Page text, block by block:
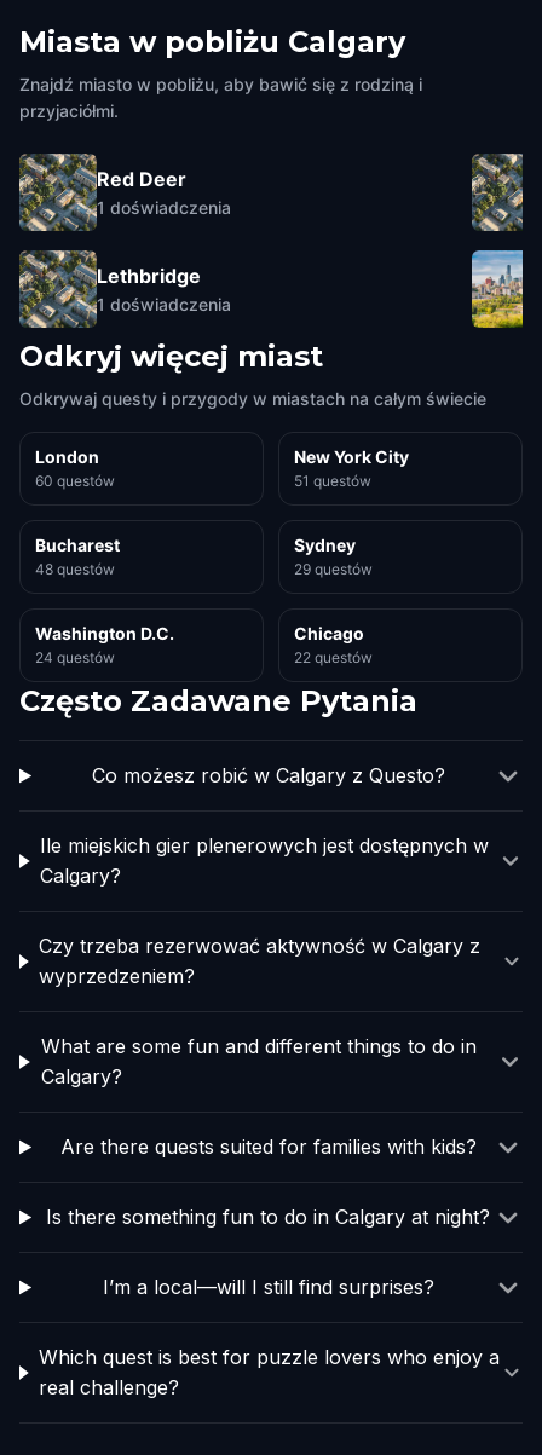
Miasta w pobliżu Calgary
Znajdź miasto w pobliżu, aby bawić się z rodziną i
przyjaciółmi.
Red Deer
1 doświadczenia
Lethbridge
1 doświadczenia
Odkryj więcej miast
Odkrywaj questy i przygody w miastach na całym świecie
London
60 questów
New York City
51 questów
Bucharest
48 questów
Sydney
29 questów
Washington D.C.
24 questów
Chicago
22 questów
Często Zadawane Pytania
Co możesz robić w Calgary z Questo?
Ile miejskich gier plenerowych jest dostępnych w
Calgary?
Czy trzeba rezerwować aktywność w Calgary z
wyprzedzeniem?
What are some fun and different things to do in
Calgary?
Are there quests suited for families with kids?
Is there something fun to do in Calgary at night?
I’m a local—will I still find surprises?
Which quest is best for puzzle lovers who enjoy a
real challenge?